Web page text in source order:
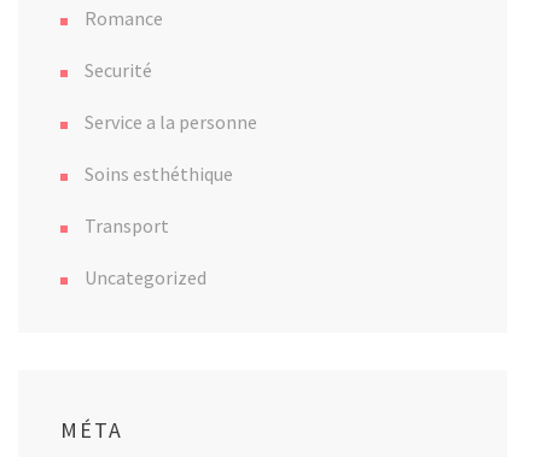
Romance
Securité
Service a la personne
Soins esthéthique
Transport
Uncategorized
MÉTA